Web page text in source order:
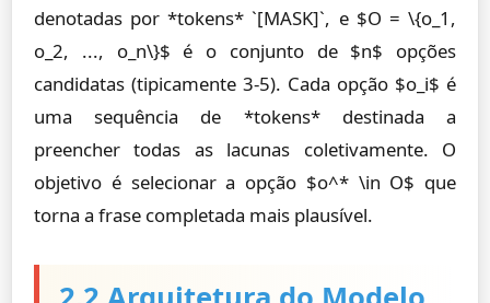
denotadas por *tokens* `[MASK]`, e $O = \{o_1,
o_2, ..., o_n\}$ é o conjunto de $n$ opções
candidatas (tipicamente 3-5). Cada opção $o_i$ é
uma sequência de *tokens* destinada a
preencher todas as lacunas coletivamente. O
objetivo é selecionar a opção $o^* \in O$ que
torna a frase completada mais plausível.